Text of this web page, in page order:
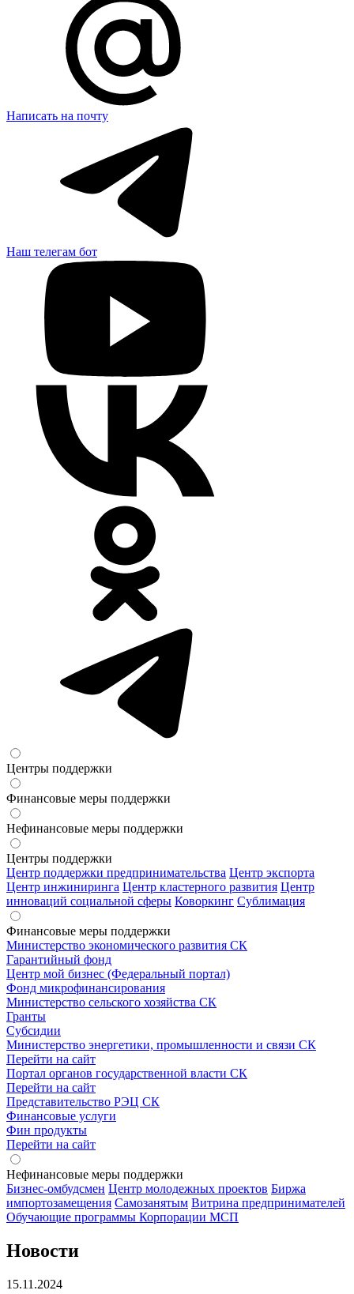
Написать на почту
Наш телегам бот
Центры поддержки
Финансовые меры поддержки
Нефинансовые меры поддержки
Центры поддержки
Центр поддержки предпринимательства Центр экспорта
Центр инжиниринга Центр кластерного развития Центр
инноваций социальной сферы Коворкинг Сублимация
Финансовые меры поддержки
Министерство экономического развития СК
Гарантийный фонд
Центр мой бизнес (Федеральный портал)
Фонд микрофинансирования
Министерство сельского хозяйства СК
Гранты
Субсидии
Министерство энергетики, промышленности и связи СК
Перейти на сайт
Портал органов государственной власти СК
Перейти на сайт
Представительство РЭЦ СК
Финансовые услуги
Фин продукты
Перейти на сайт
Нефинансовые меры поддержки
Бизнес-омбудсмен Центр молодежных проектов Биржа
импортозамещения Cамозанятым Витрина предпринимателей
Обучающие программы Корпорации МСП
Новости
15.11.2024